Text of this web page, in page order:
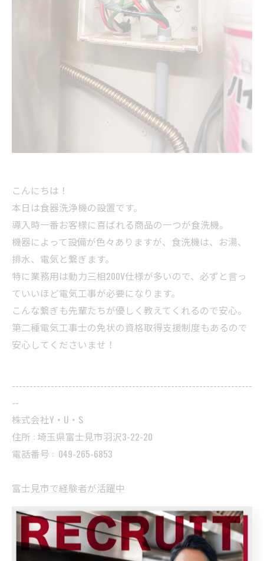
こんにちは！
本日は食器洗浄機の設置です。
導入時一番お客様に喜ばれる商品の一つが食洗機。
機器によって設備が色々ありますが、食洗機は、お湯、
排水、電気と繋ぎます。
特に業務用は動力三相200V仕様が多いので、必ずと言っ
ていいほど電気工事が必要になります。
こんな繋ぎも先輩たちが優しく教えてくれるので安心。
第二種電気工事士の免状の資格取得支援制度もあるので
安心してくださいませ！
--------------------------------------------------------------------
--
株式会社Y・U・S
住所 : 埼玉県富士見市羽沢3-22-20
電話番号 : 049-265-6853
富士見市で経験者が活躍中
--------------------------------------------------------------------
--